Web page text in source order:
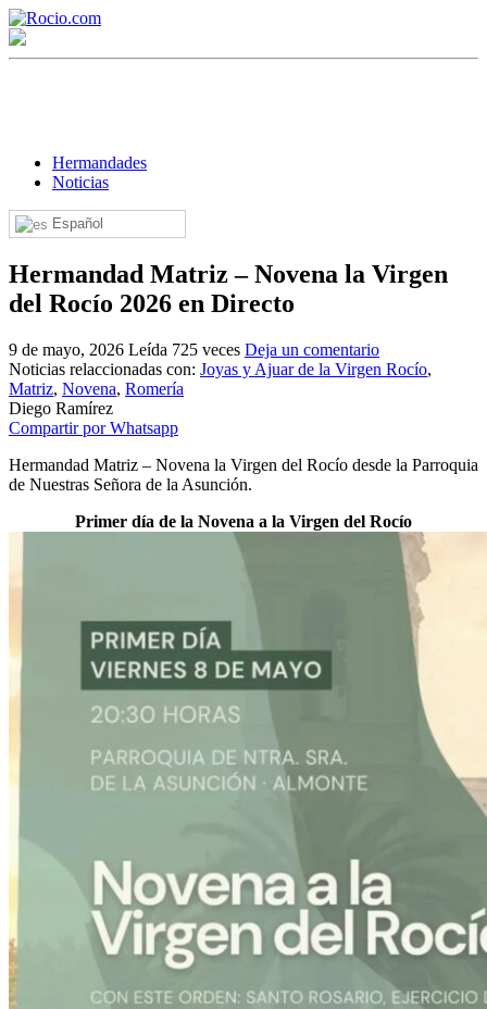
Hermandades
Noticias
Español
Hermandad Matriz – Novena la Virgen
del Rocío 2026 en Directo
9 de mayo, 2026 Leída 725 veces Deja un comentario
Noticias relaccionadas con: Joyas y Ajuar de la Virgen Rocío,
Matriz, Novena, Romería
Diego Ramírez
Compartir por Whatsapp
Hermandad Matriz – Novena la Virgen del Rocío desde la Parroquia
de Nuestras Señora de la Asunción.
Primer día de la Novena a la Virgen del Rocío
¡Bienvenido! Soy el asistente virtual de rocio.com.
¿En qué puedo ayudarte?
Historia de la Virgen del Rocío
¿Cuándo es la romería del Rocío?
¿Cuántas hermandades participan en la romería?
¿Cuándo se construyó la primera ermita?
¿Cuales son los actos principales que se celebran en el
En el Rocío, ¿dónde me alojo?